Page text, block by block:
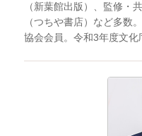
（新葉館出版）、監修・
（つちや書店）など多数
協会会員。令和3年度文化